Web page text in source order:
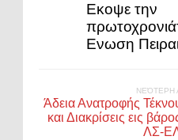
Εκοψε την
Ενωση
ΝΕΌΤΕΡΗ
Άδεια Ανατροφής
και Διακρίσεις εις
ΛΣ-